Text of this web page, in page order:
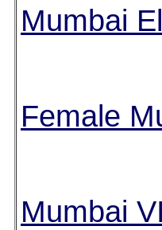
Mumbai
Female
Mumbai